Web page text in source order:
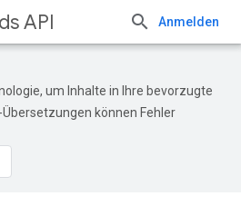
API Anmelden
um Inhalte in Ihre bevorzugte
können Fehler